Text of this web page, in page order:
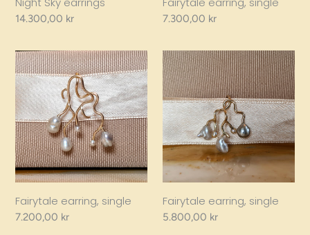
Regular
14.300,00 kr
Regular
7.300,00 kr
Fairytale
earring,
single
Fairytale earring, single
Regular
7.200,00 kr
Fairytale
earring,
single
Fairytale earring, single
Regular
5.800,00 kr